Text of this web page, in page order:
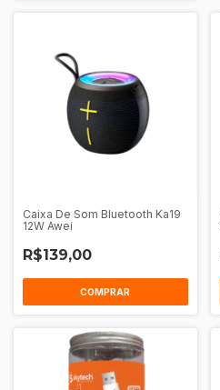
Caixa De Som Bluetooth Ka19
12W Awei
R$139,00
COMPRAR